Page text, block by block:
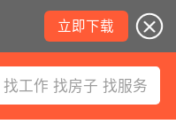
立即下载
找工作 找房子 找服务